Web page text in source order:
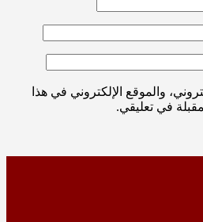
والموقع الإلكتروني في هذا
في تعليقي.